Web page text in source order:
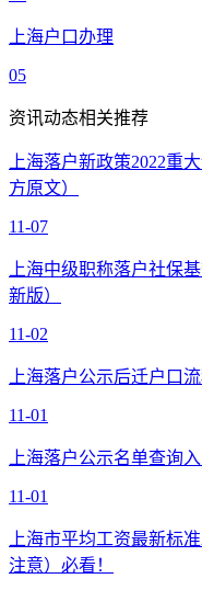
上海户口办理
05
资讯动态相关推荐
上海落户新政策2022重
方原文）
11-07
上海中级职称落户社保
新版）
11-02
上海落户公示后迁户口
11-01
上海落户公示名单查询
11-01
上海市平均工资最新标
注意）必看！